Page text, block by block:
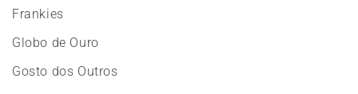
Frankies
Globo de Ouro
Gosto dos Outros